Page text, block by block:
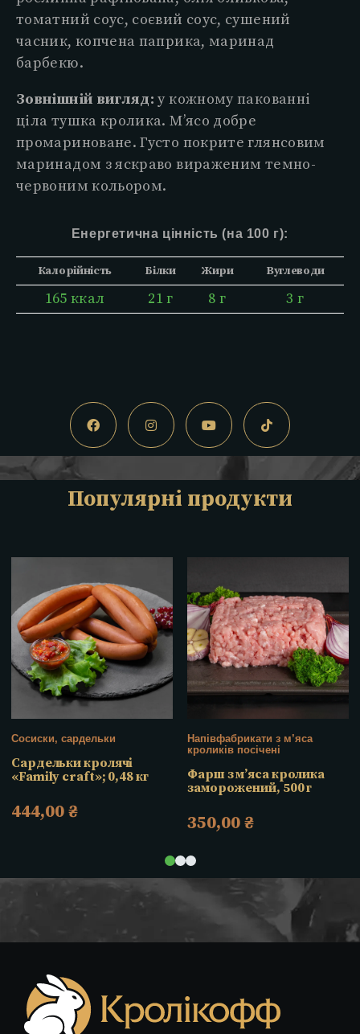
томатний соус, соєвий соус, сушений
часник, копчена паприка, маринад
барбекю.
Зовнішній вигляд: у кожному пакованні
ціла тушка кролика. М’ясо добре
промариноване. Густо покрите глянсовим
маринадом з яскраво вираженим темно-
червоним кольором.
Енергетична цінність (на 100 г):
Калорійність Білки Жири Вуглеводи
165 ккал 21 г 8 г 3 г
Популярні продукти
Сосиски, сардельки
Сардельки кролячі
«Family craft»; 0,48 кг
444,00₴
Напівфабрикати з м’яса
кроликів посічені
Фарш з м’яса кролика
заморожений, 500 г
350,00₴